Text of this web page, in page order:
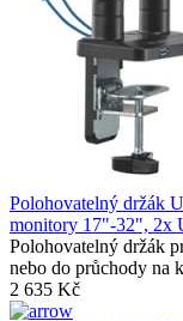
Polohovatelný držák
monitory 17"-32", 2x
Polohovatelný držák
nebo do průchody na
2 635 Kč